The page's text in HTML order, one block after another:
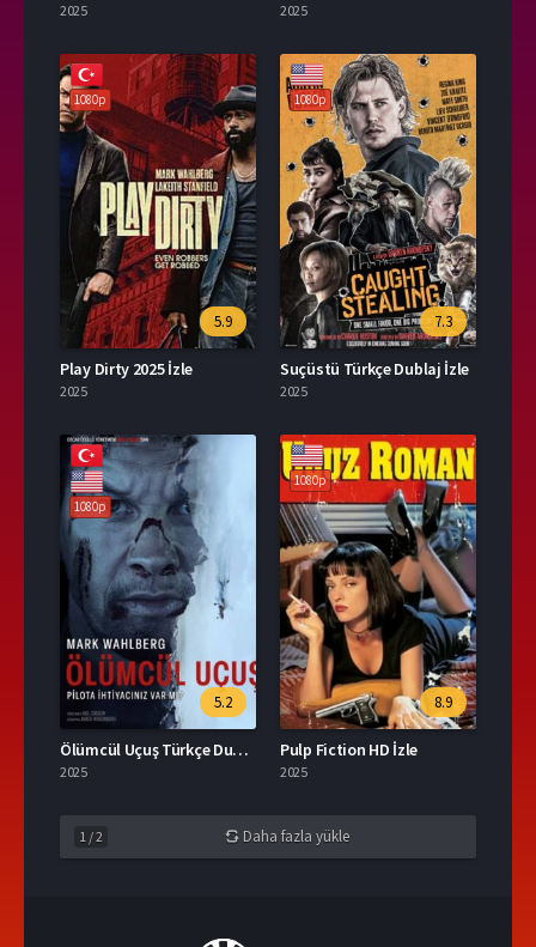
2025 2025
1080p
5.9
Play Dirty 2025 İzle
2025
1080p
7.3
Suçüstü Türkçe Dublaj İzle
2025
1080p
5.2
Ölümcül Uçuş Türkçe Dublaj İzle
2025
1080p
8.9
Pulp Fiction HD İzle
2025
1 /2 Daha fazla yükle